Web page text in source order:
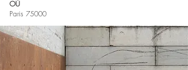
OÙ
Paris 75000